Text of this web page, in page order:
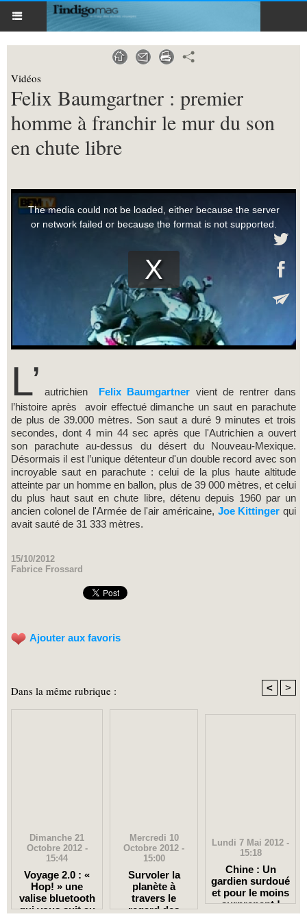
Vidéos
Felix Baumgartner : premier
homme à franchir le mur du son
en chute libre
L’ autrichien Felix Baumgartner vient de rentrer dans
l’histoire après avoir effectué dimanche un saut en parachute
de plus de 39.000 mètres. Son saut a duré 9 minutes et trois
secondes, dont 4 min 44 sec après que l'Autrichien a ouvert
son parachute au-dessus du désert du Nouveau-Mexique.
Désormais il est l’unique détenteur d'un double record avec son
incroyable saut en parachute : celui de la plus haute altitude
atteinte par un homme en ballon, plus de 39 000 mètres, et celui
du plus haut saut en chute libre, détenu depuis 1960 par un
ancien colonel de l'Armée de l'air américaine, Joe Kittingerqui
avait sauté de 31 333 mètres.
15/10/2012
Fabrice Frossard
Ajouter aux favoris
Dans la même rubrique : < >
Dimanche 21
Octobre 2012 -
15:44
Voyage 2.0 : «
Hop! » une
valise bluetooth
qui vous suit au
Mercredi 10
Octobre 2012 -
15:00
Survoler la
planète à
travers le
regard des
Lundi 7 Mai 2012 -
15:18
Chine : Un
gardien surdoué
et pour le moins
surprenant !